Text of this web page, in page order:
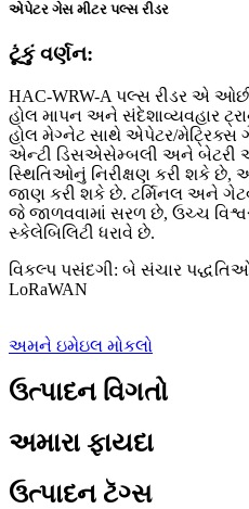
એપેટર ગેસ મીટર પલ્સ રીડર
ટૂંકું વર્ણન:
HAC-WRW-A પલ્સ રીડર એ
હોલ માપન અને સંદેશાવ્યવહાર
હોલ મેગ્નેટ સાથે એપેટર/
એન્ટી ડિસએસેમ્બલી અને બેટરી
સ્થિતિઓનું નિરીક્ષણ કરી શકે છે,
જાણ કરી શકે છે. ટર્મિનલ અને
જે જાળવવામાં સરળ છે, ઉચ્ચ
સ્કેલેબિલિટી ધરાવે છે.
વિકલ્પ પસંદગી: બે સંચાર
LoRaWAN
અમને ઇમેઇલ મોકલો
ઉત્પાદન વિગતો
અમારા ફાયદા
ઉત્પાદન ટૅગ્સ